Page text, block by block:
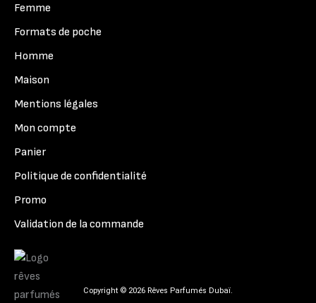
Femme
Formats de poche
Homme
Maison
Mentions légales
Mon compte
Panier
Politique de confidentialité
Promo
Validation de la commande
Copyright © 2026 Rêves Parfumés Dubaï.